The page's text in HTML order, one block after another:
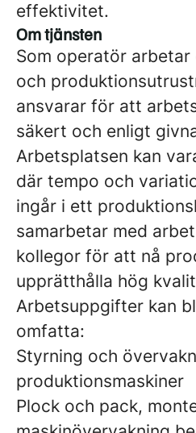
effektivitet.
Om tjänsten
Som operatör arbetar
och
ansvarar för att
säkert och enligt
Arbetsplatsen kan
där tempo och
ingår i ett
samarbetar med
kollegor för att nå
upprätthålla hög
Arbetsuppgifter kan
omfatta:
Styrning och
produktionsmaskiner
Plock och pack,